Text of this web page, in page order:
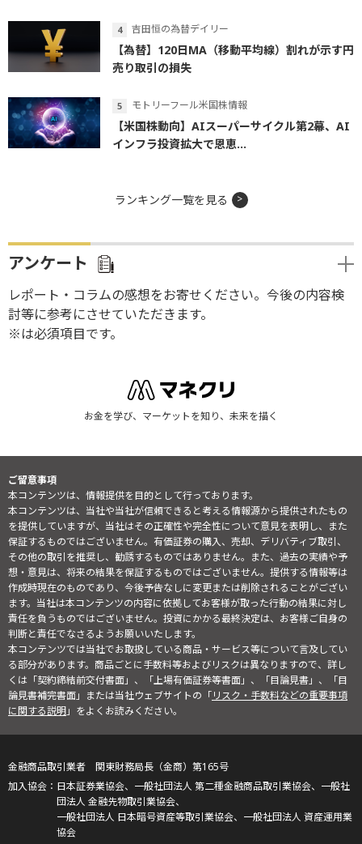
吉田恒の為替デイリー
【為替】120日MA（移動平均線）割れが示す円
売り取引の損失
モトリーフール米国株情報
【米国株動向】AIスーパーサイクル第2幕、AI
インフラ投資拡大で恩恵...
ランキング一覧を見る
アンケート
レポート・コラムの感想をお寄せください。今後の内容検
討等に参考にさせていただきます。
※は必須項目です。
お金を学び、マーケットを知り、未来を描く
ご留意事項
本コンテンツは、情報提供を目的として行っております。
本コンテンツは、当社や当社が信頼できると考える情報源から提供されたもの
を提供していますが、当社はその正確性や完全性について意見を表明し、また
保証するものではございません。有価証券の購入、売却、デリバティブ取引、
その他の取引を推奨し、勧誘するものではありません。また、過去の実績や予
想・意見は、将来の結果を保証するものではございません。提供する情報等は
作成時現在のものであり、今後予告なしに変更または削除されることがござい
ます。当社は本コンテンツの内容に依拠してお客様が取った行動の結果に対し
責任を負うものではございません。投資にかかる最終決定は、お客様ご自身の
判断と責任でなさるようお願いいたします。
本コンテンツでは当社でお取扱している商品・サービス等について言及してい
る部分があります。商品ごとに手数料等およびリスクは異なりますので、詳し
くは「契約締結前交付書面」、「上場有価証券等書面」、「目論見書」、「目
論見書補完書面」または当社ウェブサイトの「リスク・手数料などの重要事項
に関する説明」をよくお読みください。
金融商品取引業者 関東財務局長（金商）第165号
日本証券業協会、一般社団法人 第二種金融商品取引業協会、一般社
団法人 金融先物取引業協会、
一般社団法人 日本暗号資産等取引業協会、一般社団法人 資産運用業
協会